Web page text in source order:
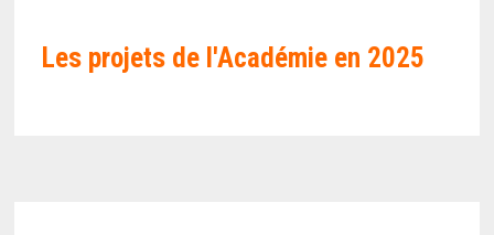
Les projets de l'Académie en 2025